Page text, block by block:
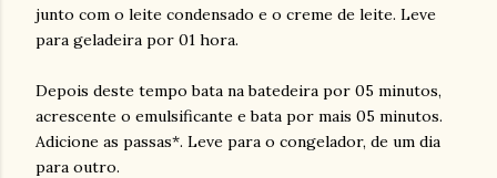
junto com o leite condensado e o creme de leite. Leve
para geladeira por 01 hora.
Depois deste tempo bata na batedeira por 05 minutos,
acrescente o emulsificante e bata por mais 05 minutos.
Adicione as passas*. Leve para o congelador, de um dia
para outro.